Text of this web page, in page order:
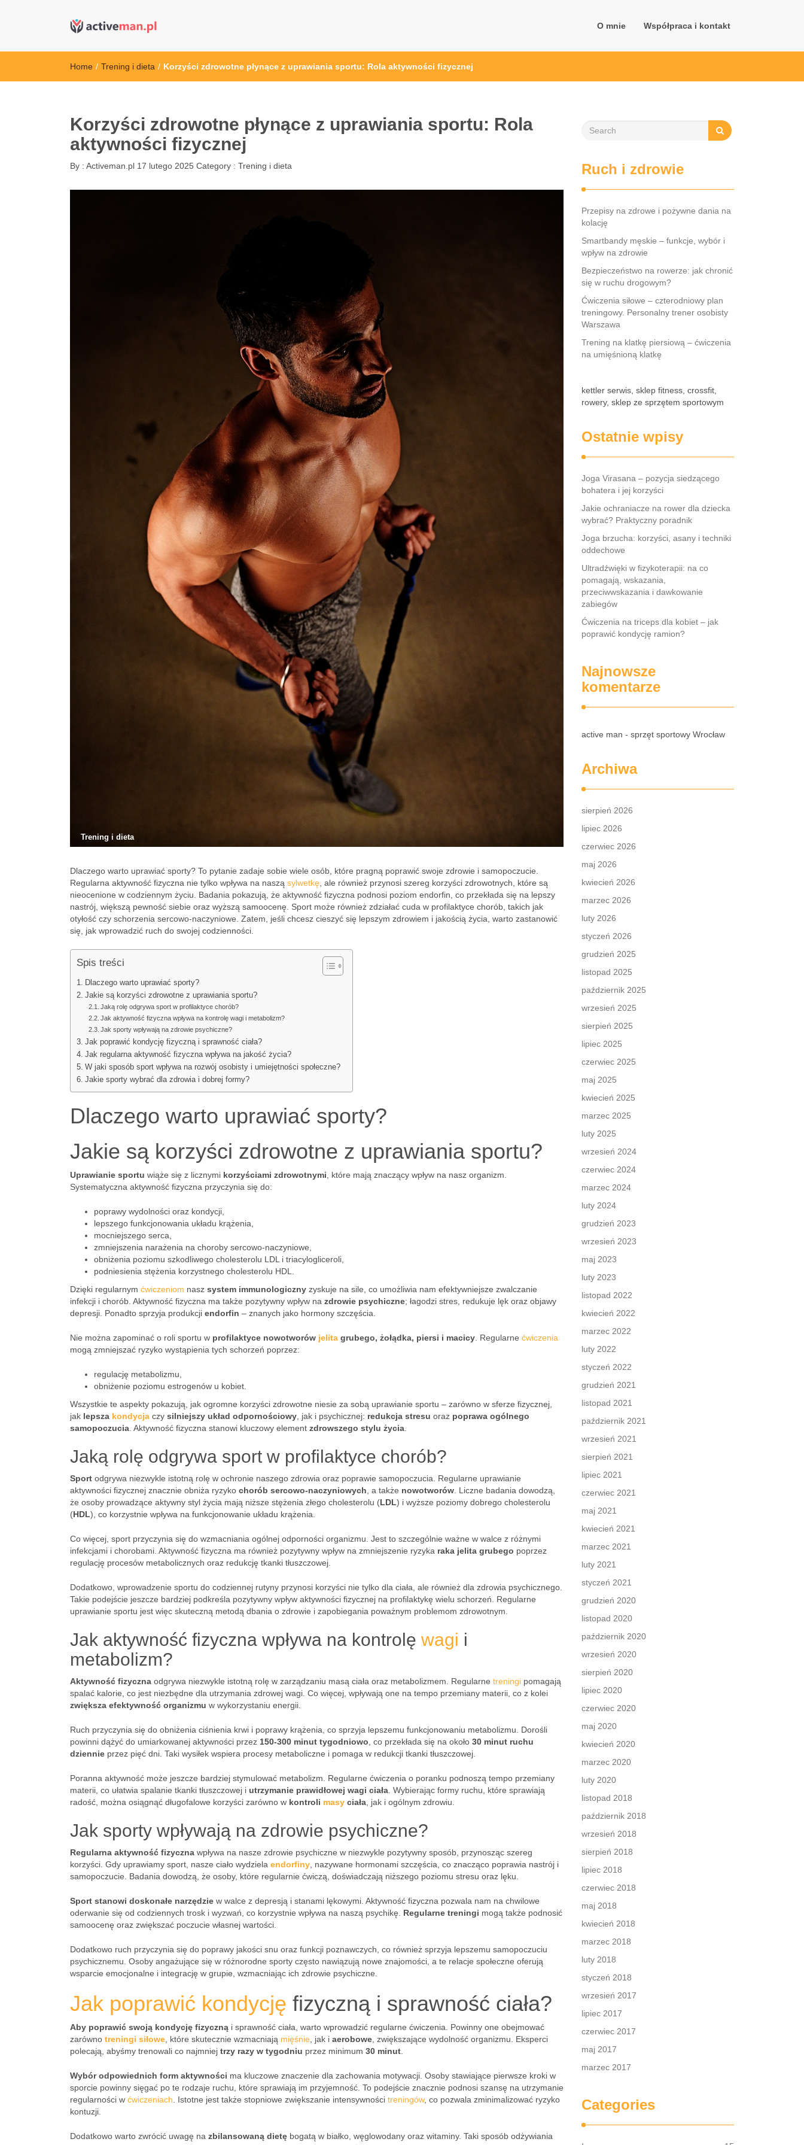
kettler serwis, sklep fitness, crossfit, rowery, sklep ze sprzętem sportowym
O mnie Współpraca i kontakt
Home / Trening i dieta / Korzyści zdrowotne płynące z uprawiania sportu: Rola aktywności fizycznej
Korzyści zdrowotne płynące z uprawiania sportu: Rola
aktywności fizycznej
By : Activeman.pl 17 lutego 2025 Category : Trening i dieta
Trening i dieta
Dlaczego warto uprawiać sporty? To pytanie zadaje sobie wiele osób, które pragną poprawić swoje zdrowie i samopoczucie.
Regularna aktywność fizyczna nie tylko wpływa na naszą sylwetkę , ale również przynosi szereg korzyści zdrowotnych, które są
nieocenione w codziennym życiu. Badania pokazują, że aktywność fizyczna podnosi poziom endorfin, co przekłada się na lepszy
nastrój, większą pewność siebie oraz wyższą samoocenę. Sport może również zdziałać cuda w profilaktyce chorób, takich jak
otyłość czy schorzenia sercowo-naczyniowe. Zatem, jeśli chcesz cieszyć się lepszym zdrowiem i jakością życia, warto zastanowić
się, jak wprowadzić ruch do swojej codzienności.
Spis treści
Dlaczego warto uprawiać sporty?
Jakie są korzyści zdrowotne z uprawiania sportu?
Jaką rolę odgrywa sport w profilaktyce chorób?
Jak aktywność fizyczna wpływa na kontrolę wagi i metabolizm?
Jak sporty wpływają na zdrowie psychiczne?
Jak poprawić kondycję fizyczną i sprawność ciała?
Jak regularna aktywność fizyczna wpływa na jakość życia?
W jaki sposób sport wpływa na rozwój osobisty i umiejętności społeczne?
Jakie sporty wybrać dla zdrowia i dobrej formy?
Dlaczego warto uprawiać sporty?
Jakie są korzyści zdrowotne z uprawiania sportu?
Uprawianie sportu wiąże się z licznymi korzyściami zdrowotnymi , które mają znaczący wpływ na nasz organizm.
Systematyczna aktywność fizyczna przyczynia się do:
poprawy wydolności oraz kondycji,
lepszego funkcjonowania układu krążenia,
mocniejszego serca,
zmniejszenia narażenia na choroby sercowo-naczyniowe,
obniżenia poziomu szkodliwego cholesterolu LDL i triacylogliceroli,
podniesienia stężenia korzystnego cholesterolu HDL.
Dzięki regularnym ćwiczeniom nasz system immunologiczny zyskuje na sile, co umożliwia nam efektywniejsze zwalczanie
infekcji i chorób. Aktywność fizyczna ma także pozytywny wpływ na zdrowie psychiczne; łagodzi stres, redukuje lęk oraz objawy
depresji. Ponadto sprzyja produkcji endorfin – znanych jako hormony szczęścia.
Nie można zapominać o roli sportu w profilaktyce nowotworów jelita grubego, żołądka, piersi i macicy . Regularne ćwiczenia
mogą zmniejszać ryzyko wystąpienia tych schorzeń poprzez:
regulację metabolizmu,
obniżenie poziomu estrogenów u kobiet.
Wszystkie te aspekty pokazują, jak ogromne korzyści zdrowotne niesie za sobą uprawianie sportu – zarówno w sferze fizycznej,
jak lepsza kondycja czy silniejszy układ odpornościowy , jak i psychicznej: redukcja stresu oraz poprawa ogólnego
samopoczucia . Aktywność fizyczna stanowi kluczowy element zdrowszego stylu życia
Jaką rolę odgrywa sport w profilaktyce chorób?
Sport odgrywa niezwykle istotną rolę w ochronie naszego zdrowia oraz poprawie samopoczucia. Regularne uprawianie
aktywności fizycznej znacznie obniża ryzyko chorób sercowo-naczyniowych , a także nowotworów . Liczne badania dowodzą,
że osoby prowadzące aktywny styl życia mają niższe stężenia złego cholesterolu (LDL) i wyższe poziomy dobrego cholesterolu
(HDL), co korzystnie wpływa na funkcjonowanie układu krążenia.
Co więcej, sport przyczynia się do wzmacniania ogólnej odporności organizmu. Jest to szczególnie ważne w walce z różnymi
infekcjami i chorobami. Aktywność fizyczna ma również pozytywny wpływ na zmniejszenie ryzyka raka jelita grubego poprzez
regulację procesów metabolicznych oraz redukcję tkanki tłuszczowej.
Dodatkowo, wprowadzenie sportu do codziennej rutyny przynosi korzyści nie tylko dla ciała, ale również dla zdrowia psychicznego.
Takie podejście jeszcze bardziej podkreśla pozytywny wpływ aktywności fizycznej na profilaktykę wielu schorzeń. Regularne
uprawianie sportu jest więc skuteczną metodą dbania o zdrowie i zapobiegania poważnym problemom zdrowotnym.
Jak aktywność fizyczna wpływa na kontrolę wagi i
metabolizm?
Aktywność fizyczna odgrywa niezwykle istotną rolę w zarządzaniu masą ciała oraz metabolizmem. Regularne treningi pomagają
spalać kalorie, co jest niezbędne dla utrzymania zdrowej wagi. Co więcej, wpływają one na tempo przemiany materii, co z kolei
zwiększa efektywność organizmu w wykorzystaniu energii.
Ruch przyczynia się do obniżenia ciśnienia krwi i poprawy krążenia, co sprzyja lepszemu funkcjonowaniu metabolizmu. Dorośli
powinni dążyć do umiarkowanej aktywności przez 150-300 minut tygodniowo , co przekłada się na około 30 minut ruchu
dziennie przez pięć dni. Taki wysiłek wspiera procesy metaboliczne i pomaga w redukcji tkanki tłuszczowej.
Poranna aktywność może jeszcze bardziej stymulować metabolizm. Regularne ćwiczenia o poranku podnoszą tempo przemiany
materii, co ułatwia spalanie tkanki tłuszczowej i utrzymanie prawidłowej wagi ciała . Wybierając formy ruchu, które sprawiają
radość, można osiągnąć długofalowe korzyści zarówno w kontroli masy ciała , jak i ogólnym zdrowiu.
Jak sporty wpływają na zdrowie psychiczne?
Regularna aktywność fizyczna wpływa na nasze zdrowie psychiczne w niezwykle pozytywny sposób, przynosząc szereg
korzyści. Gdy uprawiamy sport, nasze ciało wydziela endorfiny , nazywane hormonami szczęścia, co znacząco poprawia nastrój i
samopoczucie. Badania dowodzą, że osoby, które regularnie ćwiczą, doświadczają niższego poziomu stresu oraz lęku.
Sport stanowi doskonałe narzędzie w walce z depresją i stanami lękowymi. Aktywność fizyczna pozwala nam na chwilowe
oderwanie się od codziennych trosk i wyzwań, co korzystnie wpływa na naszą psychikę. Regularne treningi mogą także podnosić
samoocenę oraz zwiększać poczucie własnej wartości.
Dodatkowo ruch przyczynia się do poprawy jakości snu oraz funkcji poznawczych, co również sprzyja lepszemu samopoczuciu
psychicznemu. Osoby angażujące się w różnorodne sporty często nawiązują nowe znajomości, a te relacje społeczne oferują
wsparcie emocjonalne i integrację w grupie, wzmacniając ich zdrowie psychiczne.
Jak poprawić kondycję fizyczną i sprawność ciała?
Aby poprawić swoją kondycję fizyczną i sprawność ciała, warto wprowadzić regularne ćwiczenia. Powinny one obejmować
zarówno treningi siłowe , które skutecznie wzmacniają mięśnie , jak i aerobowe , zwiększające wydolność organizmu. Eksperci
polecają, abyśmy trenowali co najmniej trzy razy w tygodniu przez minimum 30 minut
Wybór odpowiednich form aktywności ma kluczowe znaczenie dla zachowania motywacji. Osoby stawiające pierwsze kroki w
sporcie powinny sięgać po te rodzaje ruchu, które sprawiają im przyjemność. To podejście znacznie podnosi szansę na utrzymanie
regularności w ćwiczeniach . Istotne jest także stopniowe zwiększanie intensywności treningów, co pozwala zminimalizować ryzyko
kontuzji.
Dodatkowo warto zwrócić uwagę na zbilansowaną dietę bogatą w białko, węglowodany oraz witaminy. Taki sposób odżywiania
Ruch i zdrowie
Przepisy na zdrowe i pożywne dania na
kolację
Smartbandy męskie – funkcje, wybór i
wpływ na zdrowie
Bezpieczeństwo na rowerze: jak chronić
się w ruchu drogowym?
Ćwiczenia siłowe – czterodniowy plan
treningowy. Personalny trener osobisty
Warszawa
Trening na klatkę piersiową – ćwiczenia
na umięśnioną klatkę
kettler serwis, sklep fitness, crossfit,
rowery, sklep ze sprzętem sportowym
Ostatnie wpisy
Joga Virasana – pozycja siedzącego
bohatera i jej korzyści
Jakie ochraniacze na rower dla dziecka
wybrać? Praktyczny poradnik
Joga brzucha: korzyści, asany i techniki
oddechowe
Ultradźwięki w fizykoterapii: na co
pomagają, wskazania,
przeciwwskazania i dawkowanie
zabiegów
Ćwiczenia na triceps dla kobiet – jak
poprawić kondycję ramion?
Najnowsze
komentarze
active man - sprzęt sportowy Wrocław
Archiwa
sierpień 2026
lipiec 2026
czerwiec 2026
maj 2026
kwiecień 2026
marzec 2026
luty 2026
styczeń 2026
grudzień 2025
listopad 2025
październik 2025
wrzesień 2025
sierpień 2025
lipiec 2025
czerwiec 2025
maj 2025
kwiecień 2025
marzec 2025
luty 2025
wrzesień 2024
czerwiec 2024
marzec 2024
luty 2024
grudzień 2023
wrzesień 2023
maj 2023
luty 2023
listopad 2022
kwiecień 2022
marzec 2022
luty 2022
styczeń 2022
grudzień 2021
listopad 2021
październik 2021
wrzesień 2021
sierpień 2021
lipiec 2021
czerwiec 2021
maj 2021
kwiecień 2021
marzec 2021
luty 2021
styczeń 2021
grudzień 2020
listopad 2020
październik 2020
wrzesień 2020
sierpień 2020
lipiec 2020
czerwiec 2020
maj 2020
kwiecień 2020
marzec 2020
luty 2020
listopad 2018
październik 2018
wrzesień 2018
sierpień 2018
lipiec 2018
czerwiec 2018
maj 2018
kwiecień 2018
marzec 2018
luty 2018
styczeń 2018
wrzesień 2017
lipiec 2017
czerwiec 2017
maj 2017
marzec 2017
Categories